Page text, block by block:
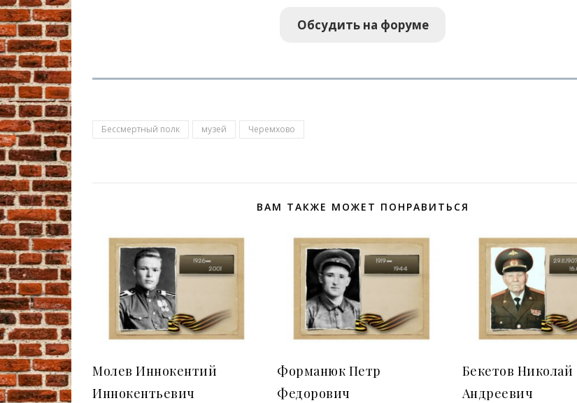
Обсудить на форуме
Бессмертный полк музей Черемхово
ВАМ ТАКЖЕ МОЖЕТ ПОНРАВИТЬСЯ
Молев Иннокентий
Иннокентьевич
Форманюк Петр
Федорович
Бекетов Николай
Андреевич